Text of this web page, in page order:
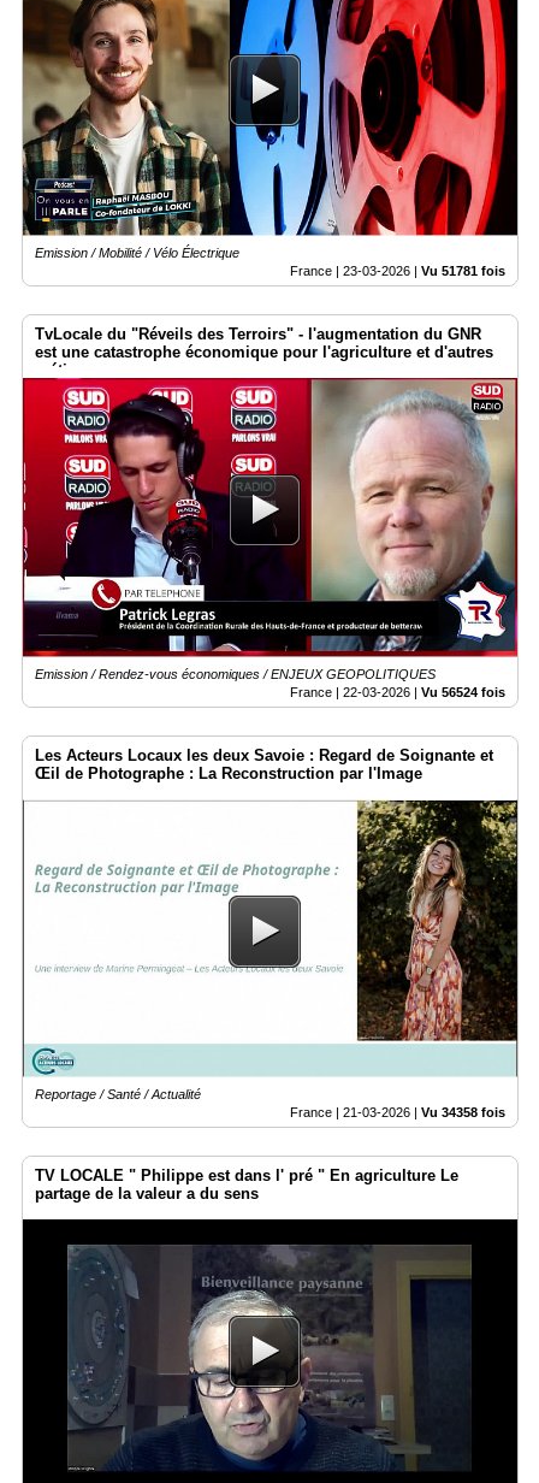
Emission / Mobilité / Vélo Électrique
France | 23-03-2026 Vu 51781 fois
TvLocale du "Réveils des Terroirs" - l'augmentation du GNR
est une catastrophe économique pour l'agriculture et d'autres
métiers.
Emission / Rendez-vous économiques / ENJEUX GEOPOLITIQUES
France | 22-03-2026 | Vu 56524 fois
Les Acteurs Locaux les deux Savoie : Regard de Soignante et
Œil de Photographe : La Reconstruction par l'Image
Reportage / Santé / Actualité
France | 21-03-2026 | Vu 34358 fois
TV LOCALE " Philippe est dans l' pré " En agriculture Le
partage de la valeur a du sens